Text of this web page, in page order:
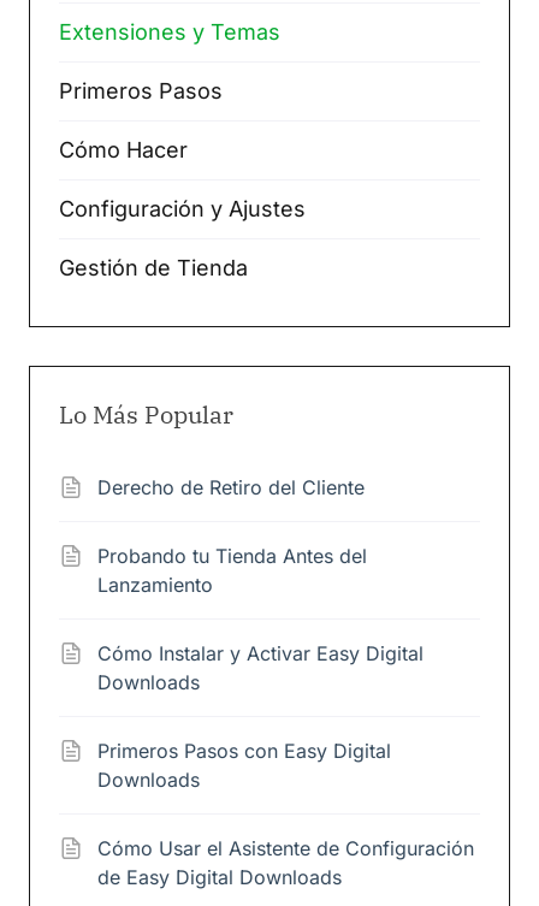
Extensiones y Temas
Primeros Pasos
Cómo Hacer
Configuración y Ajustes
Gestión de Tienda
Lo Más Popular
Derecho de Retiro del Cliente
Probando tu Tienda Antes del
Lanzamiento
Cómo Instalar y Activar Easy Digital
Downloads
Primeros Pasos con Easy Digital
Downloads
Cómo Usar el Asistente de Configuración
de Easy Digital Downloads